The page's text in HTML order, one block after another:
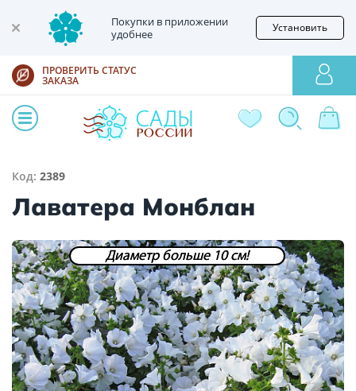
Покупки в приложении
удобнее
Установить
ПРОВЕРИТЬ СТАТУС
ЗАКАЗА
Код: 2389
Лаватера Монблан
Диаметр больше 10 см!